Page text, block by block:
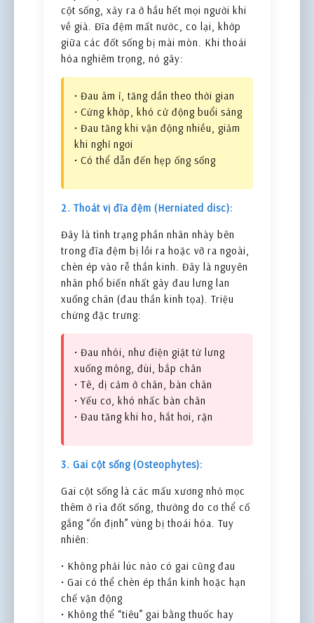
cột sống, xảy ra ở hầu hết mọi người khi
về già. Đĩa đệm mất nước, co lại, khớp
giữa các đốt sống bị mài mòn. Khi thoái
hóa nghiêm trọng, nó gây:
• Đau âm ỉ, tăng dần theo thời gian
• Cứng khớp, khó cử động buổi sáng
• Đau tăng khi vận động nhiều, giảm
khi nghỉ ngơi
• Có thể dẫn đến hẹp ống sống
2. Thoát vị đĩa đệm (Herniated disc):
Đây là tình trạng phần nhân nhày bên
trong đĩa đệm bị lồi ra hoặc vỡ ra ngoài,
chèn ép vào rễ thần kinh. Đây là nguyên
nhân phổ biến nhất gây đau lưng lan
xuống chân (đau thần kinh tọa). Triệu
chứng đặc trưng:
• Đau nhói, như điện giật từ lưng
xuống mông, đùi, bắp chân
• Tê, dị cảm ở chân, bàn chân
• Yếu cơ, khó nhấc bàn chân
• Đau tăng khi ho, hắt hơi, rặn
3. Gai cột sống (Osteophytes):
Gai cột sống là các mấu xương nhỏ mọc
thêm ở rìa đốt sống, thường do cơ thể cố
gắng “ổn định” vùng bị thoái hóa. Tuy
nhiên:
• Không phải lúc nào có gai cũng đau
• Gai có thể chèn ép thần kinh hoặc hạn
chế vận động
• Không thể “tiêu” gai bằng thuốc hay